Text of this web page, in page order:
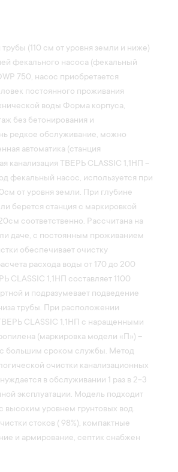
(110 см от уровня земли и ниже)
фекального насоса (фекальный
750, насос приобретается
постоянного проживания
воды Форма корпуса,
без бетонирования и
редкое обслуживание, можно
автоматика (станция
канализация ТВЕРЬ CLASSIC 1,1НП –
фекальный насос, используется при
от уровня земли. При глубине
берется станция с маркировкой
соответственно. Рассчитана на
даче, с постоянным проживанием
обеспечивает очистку
расхода воды от 170 до 200
CLASSIC 1,1НП составляет 1100
и подразумевает подведение
трубы. При расположении
CLASSIC 1,1НП с наращенными
(маркировка модели «П») –
с большим сроком службы. Метод
очистки канализационных
в обслуживании 1 раз в 2-3
эксплуатации. Модель подходит
высоким уровнем грунтовых вод.
стоков ( 98%), компактные
и армирование, септик снабжен